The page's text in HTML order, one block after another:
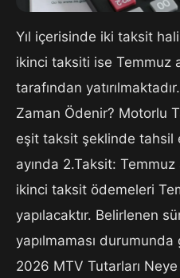
Yıl içerisinde iki taksit
ikinci taksiti ise Temmuz
tarafından
Zaman Ödenir? Motorlu
eşit taksit şeklinde tahsil
ayında 2.Taksit: Temmuz
ikinci taksit ödemeleri
yapılacaktır. Belirlenen
yapılmaması
2026 MTV Tutarları